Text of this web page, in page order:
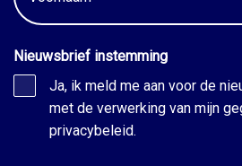
Nieuwsbrief instemming
Ja, ik meld me aan voor de
met de verwerking van mijn
privacybeleid.